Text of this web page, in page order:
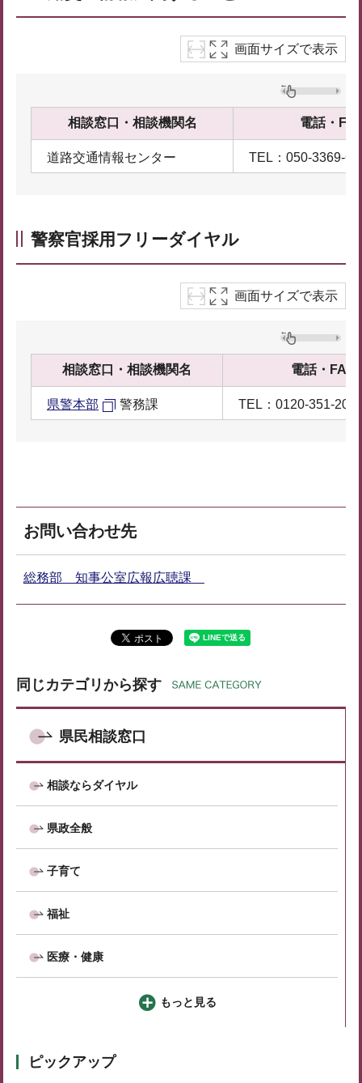
画面サイズで表示
相談窓口・相談機関名 電話・
道路交通情報センター TEL：050-3369-
警察官採用フリーダイヤル
画面サイズで表示
相談窓口・相談機関名 電話・FAX
県警本部 警務課 TEL：0120-351-204
お問い合わせ先
総務部 知事公室広報広聴課
同じカテゴリから探す
県民相談窓口
相談ならダイヤル
県政全般
子育て
福祉
医療・健康
もっと見る
ピックアップ